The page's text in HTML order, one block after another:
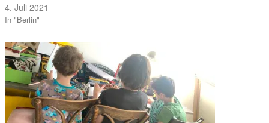
4. Juli 2021
In "Berlin"